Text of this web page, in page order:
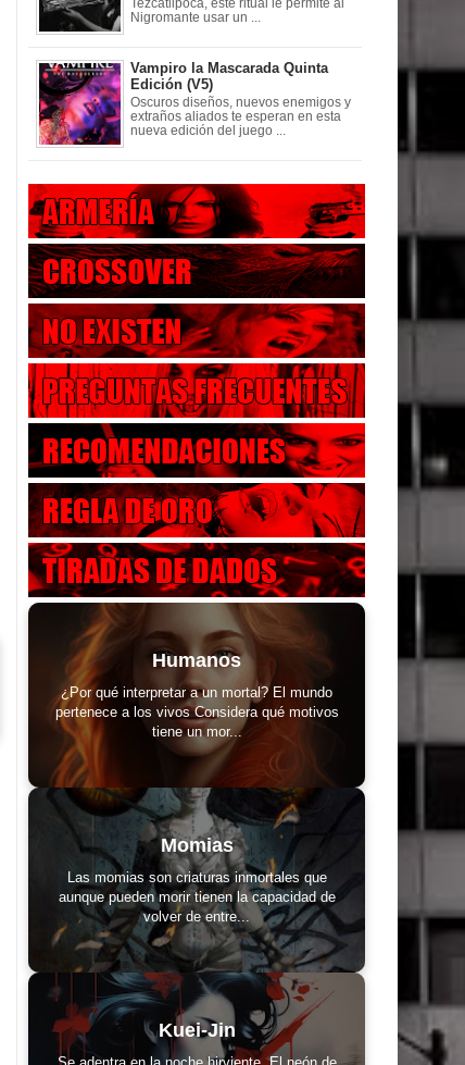
Tezcatlipoca, este ritual le permite al
Nigromante usar un ...
Vampiro la Mascarada Quinta
Edición (V5)
Oscuros diseños, nuevos enemigos y
extraños aliados te esperan en esta
nueva edición del juego ...
Humanos
¿Por qué interpretar a un mortal? El mundo
pertenece a los vivos Considera qué motivos
tiene un mor...
Momias
Las momias son criaturas inmortales que
aunque pueden morir tienen la capacidad de
volver de entre...
Kuei-Jin